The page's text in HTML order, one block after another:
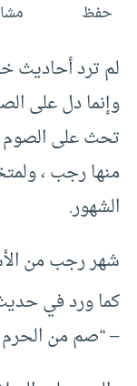
حفظ
لم ترد
وإنما دل على
تحث على الصوم
منها رجب ،
الشهور.
شهر رجب من
كما ورد في
– “صم من الحرم